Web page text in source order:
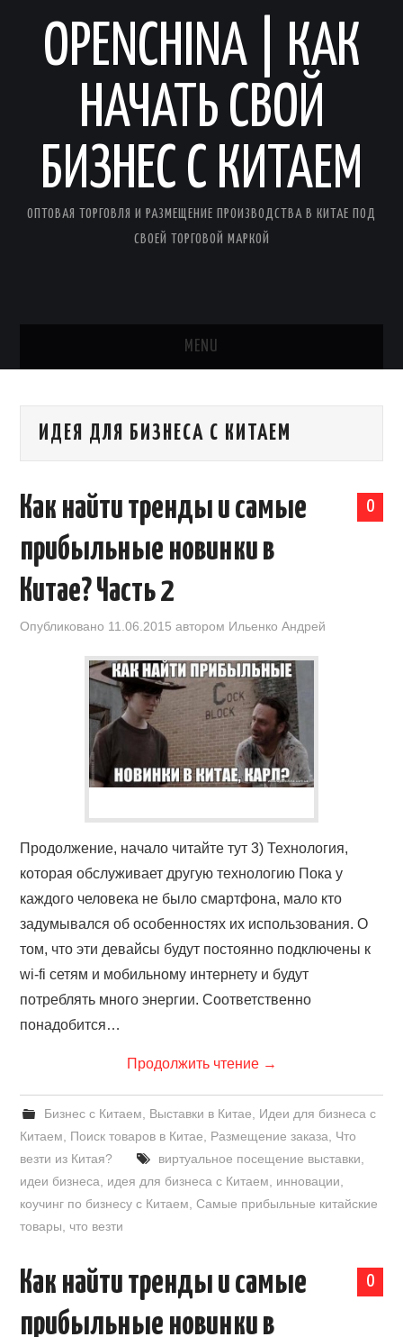
OPENCHINA | КАК
НАЧАТЬ СВОЙ
БИЗНЕС С КИТАЕМ
ОПТОВАЯ ТОРГОВЛЯ И РАЗМЕЩЕНИЕ ПРОИЗВОДСТВА В КИТАЕ ПОД
СВОЕЙ ТОРГОВОЙ МАРКОЙ
MENU
КАЛЕНДАРЬ ВЫСТАВОК В КИТАЕ
КЛУБ ИМПОРТЕРОВ
ОБУЧЕНИЕ
УСЛУГИ ПО БИЗНЕСУ С КИТАЕМ |
OPENCHINA
ТОВАРЫ ИЗ КИТАЯ
ИДЕЯ ДЛЯ БИЗНЕСА С КИТАЕМ
0
Как найти тренды и самые
прибыльные новинки в
Китае? Часть 2
Опубликовано 11.06.2015 автором Ильенко Андрей
Продолжение, начало читайте тут 3) Технология,
которая обслуживает другую технологию Пока у
каждого человека не было смартфона, мало кто
задумывался об особенностях их использования. О
том, что эти девайсы будут постоянно подключены к
wi-fi сетям и мобильному интернету и будут
потреблять много энергии. Соответственно
понадобится…
Продолжить чтение →
Бизнес с Китаем Выставки в Китае
Идеи для бизнеса с
Китаем
Поиск товаров в Китае Размещение заказа
Что
везти из Китая?
виртуальное посещение выставки
идеи бизнеса
идея для бизнеса с Китаем инновации
коучинг по бизнесу с Китаем ,Самые прибыльные китайские
товары
что везти
0
Как найти тренды и самые
прибыльные новинки в